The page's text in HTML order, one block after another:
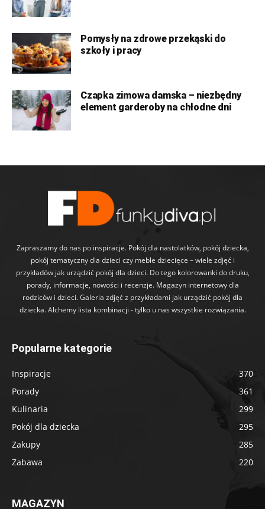
Pomysły na zdrowe przekąski do
szkoły i pracy
Czapka zimowa damska – niezbędny
element garderoby na chłodne dni
Zapraszamy do nas po inspiracje. Pokój dla nastolatków, pokój dziecka,
pokój tematyczny dla dzieci czy meble dziecięce – wiele zdjęć i
przykładów jak urządzić pokój dla dzieci. Do tego kolorowanki do druku,
porady, informacje, nowości i recenzje. Magazyn internetowy dla
rodziców i dzieci. Galeria zdjęć z przykładami jak urządzić pokój dla
dziecka. Alchemy lista kombinacji - tylko u nas wszystkie rozwiązania.
Popularne kategorie
Inspiracje
370
Porady
361
Kulinaria
299
Pokój dla dziecka
295
Zakupy
285
Zabawa
220
MAGAZYN